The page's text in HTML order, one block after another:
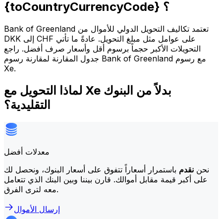
{toCountryCurrencyCode} ؟
Bank of Greenland تعتمد تكاليف التحويل الدولي للأموال من
DKK إلى CHF على عوامل مثل مبلغ التحويل. عادةً ما تأتي
التحويلات الأكبر حجماً برسوم أقل وأسعار صرف أفضل. راجع
جدول المقارنة لمقارنة رسوم Bank of Greenland مع رسوم
Xe.
لماذا التحويل مع Xe بدلاً من البنوك
التقليدية؟
معدلات أفضل
نحن نقدم باستمرار أسعاراً تتفوق على أسعار البنوك، ونحصل لك
على أكبر قيمة مقابل أموالك. قارن بيننا وبين البنك الذي تتعامل
معه لترى الفرق.
إرسال الأموال